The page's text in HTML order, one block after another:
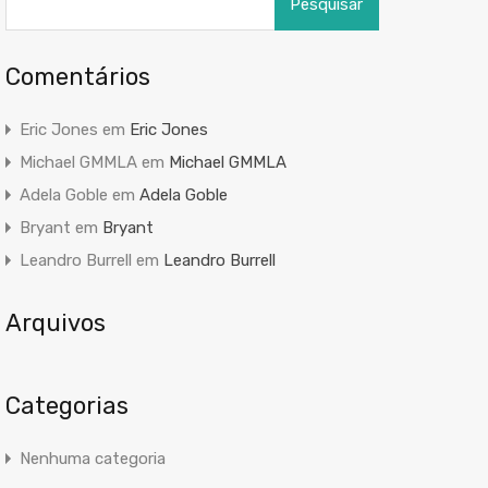
por:
Comentários
Eric Jones em Eric Jones
Michael GMMLAem Michael GMMLA
Adela Goble em Adela Goble
Bryant em Bryant
Leandro Burrell em Leandro Burrell
Arquivos
Categorias
Nenhuma categoria